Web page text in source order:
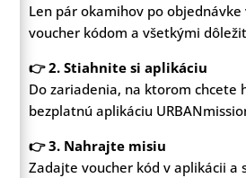
Len pár okamihov po
voucher kódom a všetkými
👉 2. Stiahnite si aplikáciu
Do zariadenia, na ktorom chcete
bezplatnú aplikáciu
👉 3. Nahrajte misiu
Zadajte voucher kód v aplikácii a